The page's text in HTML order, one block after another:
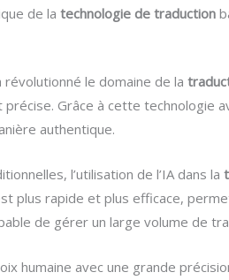
de latechnologie de traduction
révolutionné le domaine de la
Grâce à cette technologie
authentique.
l’utilisation de l’IA dans la
plus rapide et plus efficace,
de gérer un large volume de
humaine avec une grande